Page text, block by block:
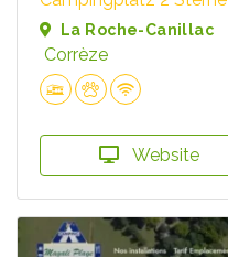
La Roche-Canillac
Corrèze
Website